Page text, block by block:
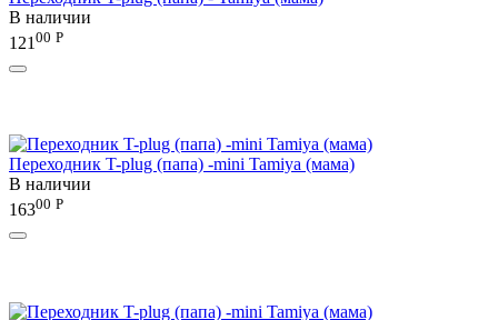
В наличии
121 00 Р
Переходник T-plug (папа) -mini Tamiya (мама)
В наличии
16300 Р